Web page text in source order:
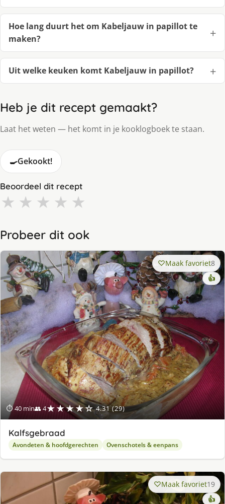
Hoe lang duurt het om Kabeljauw in papillot te
maken?
Uit welke keuken komt Kabeljauw in papillot?
Heb je dit recept gemaakt?
Laat het weten — het komt in je kooklogboek te staan.
🍳Gekookt!
Beoordeel dit recept
★ ★ ★ ★ ★
Probeer dit ook
⏱ 40 min👥 4★★★★☆ 4.31 (29)
Maak favoriet8
👍
Kalfsgebraad
Avondeten & hoofdgerechten Ovenschotels & eenpans
Maak favoriet19
👍